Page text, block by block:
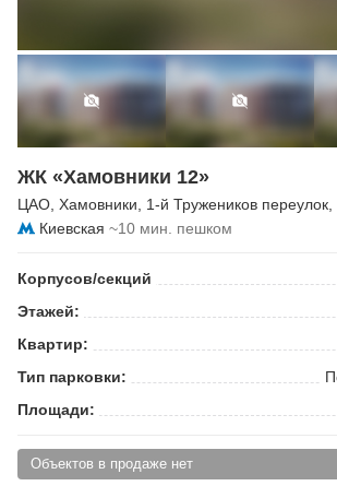
ЖК «Хамовники 12»
ЦАО Хамовники 1-й Тружеников переулок
Киевская ~10 мин. пешком
Корпусов/секций
Этажей:
Квартир:
Тип парковки:
Площади:
Объектов в продаже нет